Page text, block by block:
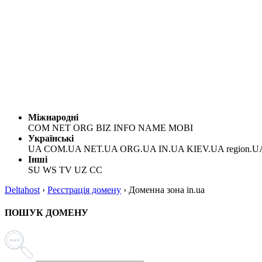
Міжнародні
COM NET ORG BIZ INFO NAME MOBI
Українські
UA COM.UA NET.UA ORG.UA IN.UA KIEV.UA
Інші
SU WS TV UZ CC
Deltahost › Реєстрація домену › Доменна зона in.ua
ПОШУК ДОМЕНУ